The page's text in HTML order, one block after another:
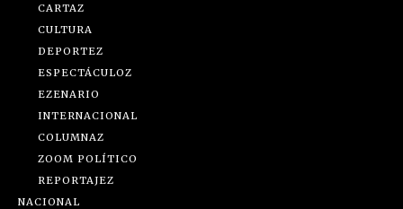
CARTAZ
CULTURA
DEPORTEZ
ESPECTÁCULOZ
EZENARIO
INTERNACIONAL
COLUMNAZ
ZOOM POLÍTICO
REPORTAJEZ
NACIONAL